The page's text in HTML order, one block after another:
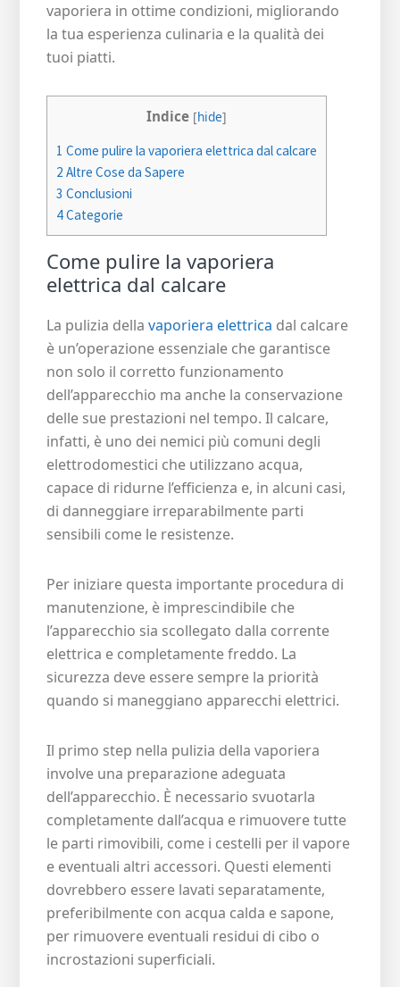
vaporiera in ottime condizioni, migliorando
la tua esperienza culinaria e la qualità dei
tuoi piatti.
Indice [hide]
1 Come pulire la vaporiera elettrica dal calcare
2 Altre Cose da Sapere
3 Conclusioni
4Categorie
Come pulire la vaporiera
elettrica dal calcare
La pulizia dellavaporiera elettrica dal calcare
è un’operazione essenziale che garantisce
non solo il corretto funzionamento
dell’apparecchio ma anche la conservazione
delle sue prestazioni nel tempo. Il calcare,
infatti, è uno dei nemici più comuni degli
elettrodomestici che utilizzano acqua,
capace di ridurne l’efficienza e, in alcuni casi,
di danneggiare irreparabilmente parti
sensibili come le resistenze.
Per iniziare questa importante procedura di
manutenzione, è imprescindibile che
l’apparecchio sia scollegato dalla corrente
elettrica e completamente freddo. La
sicurezza deve essere sempre la priorità
quando si maneggiano apparecchi elettrici.
Il primo step nella pulizia della vaporiera
involve una preparazione adeguata
dell’apparecchio. È necessario svuotarla
completamente dall’acqua e rimuovere tutte
le parti rimovibili, come i cestelli per il vapore
e eventuali altri accessori. Questi elementi
dovrebbero essere lavati separatamente,
preferibilmente con acqua calda e sapone,
per rimuovere eventuali residui di cibo o
incrostazioni superficiali.